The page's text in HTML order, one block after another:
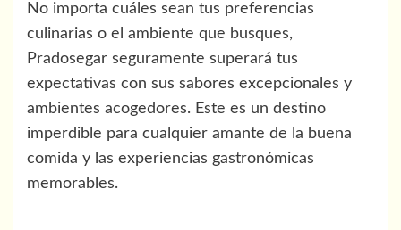
No importa cuáles sean tus preferencias
culinarias o el ambiente que busques,
Pradosegar seguramente superará tus
expectativas con sus sabores excepcionales y
ambientes acogedores. Este es un destino
imperdible para cualquier amante de la buena
comida y las experiencias gastronómicas
memorables.